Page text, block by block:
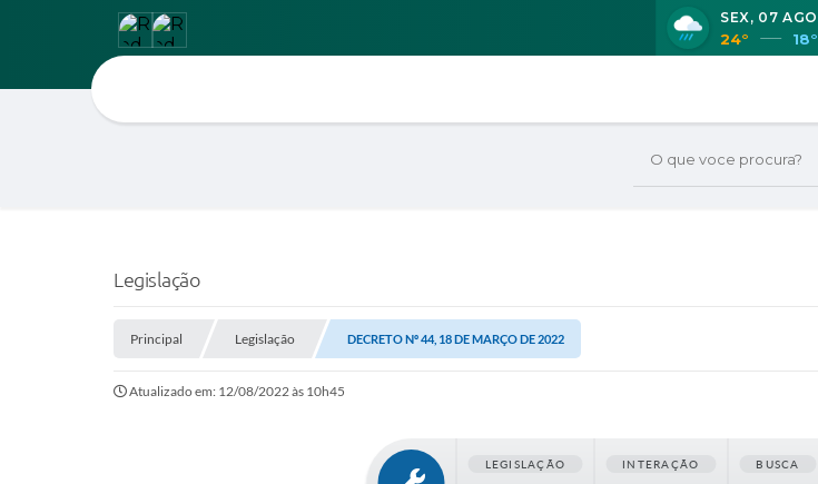
O que voce procura?
SEX 07 AGO
24° 18°
Legislação
Principal Legislação DECRETO Nº 44, 18 DE MARÇO DE 2022
Atualizado em: 12/08/2022 às 10h45
LEGISLAÇÃO INTERAÇÃO BUSCA